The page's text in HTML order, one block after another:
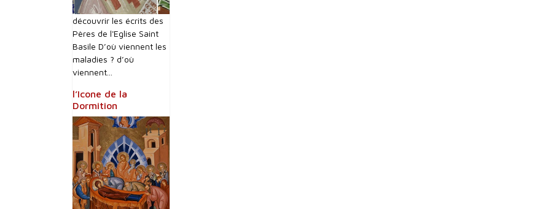
découvrir les écrits des
Pères de l'Eglise Saint
Basile D’où viennent les
maladies ? d’où
viennent...
l’Icone de la
Dormition